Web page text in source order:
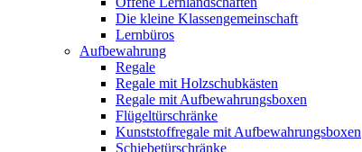
Die kleine Klassengemeinschaft
Lernbüros
Aufbewahrung
Regale
Regale mit Holzschubkästen
Regale mit Aufbewahrungsboxen
Flügeltürschränke
Kunststoffregale mit Aufbewahrungsboxen
Schiebetürschränke